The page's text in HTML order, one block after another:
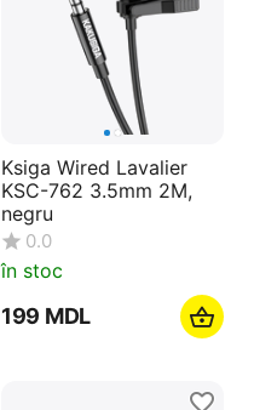
Ksiga Wired Lavalier
KSC-762 3.5mm 2M,
negru
0.0
în stoc
‍199‍ MDL